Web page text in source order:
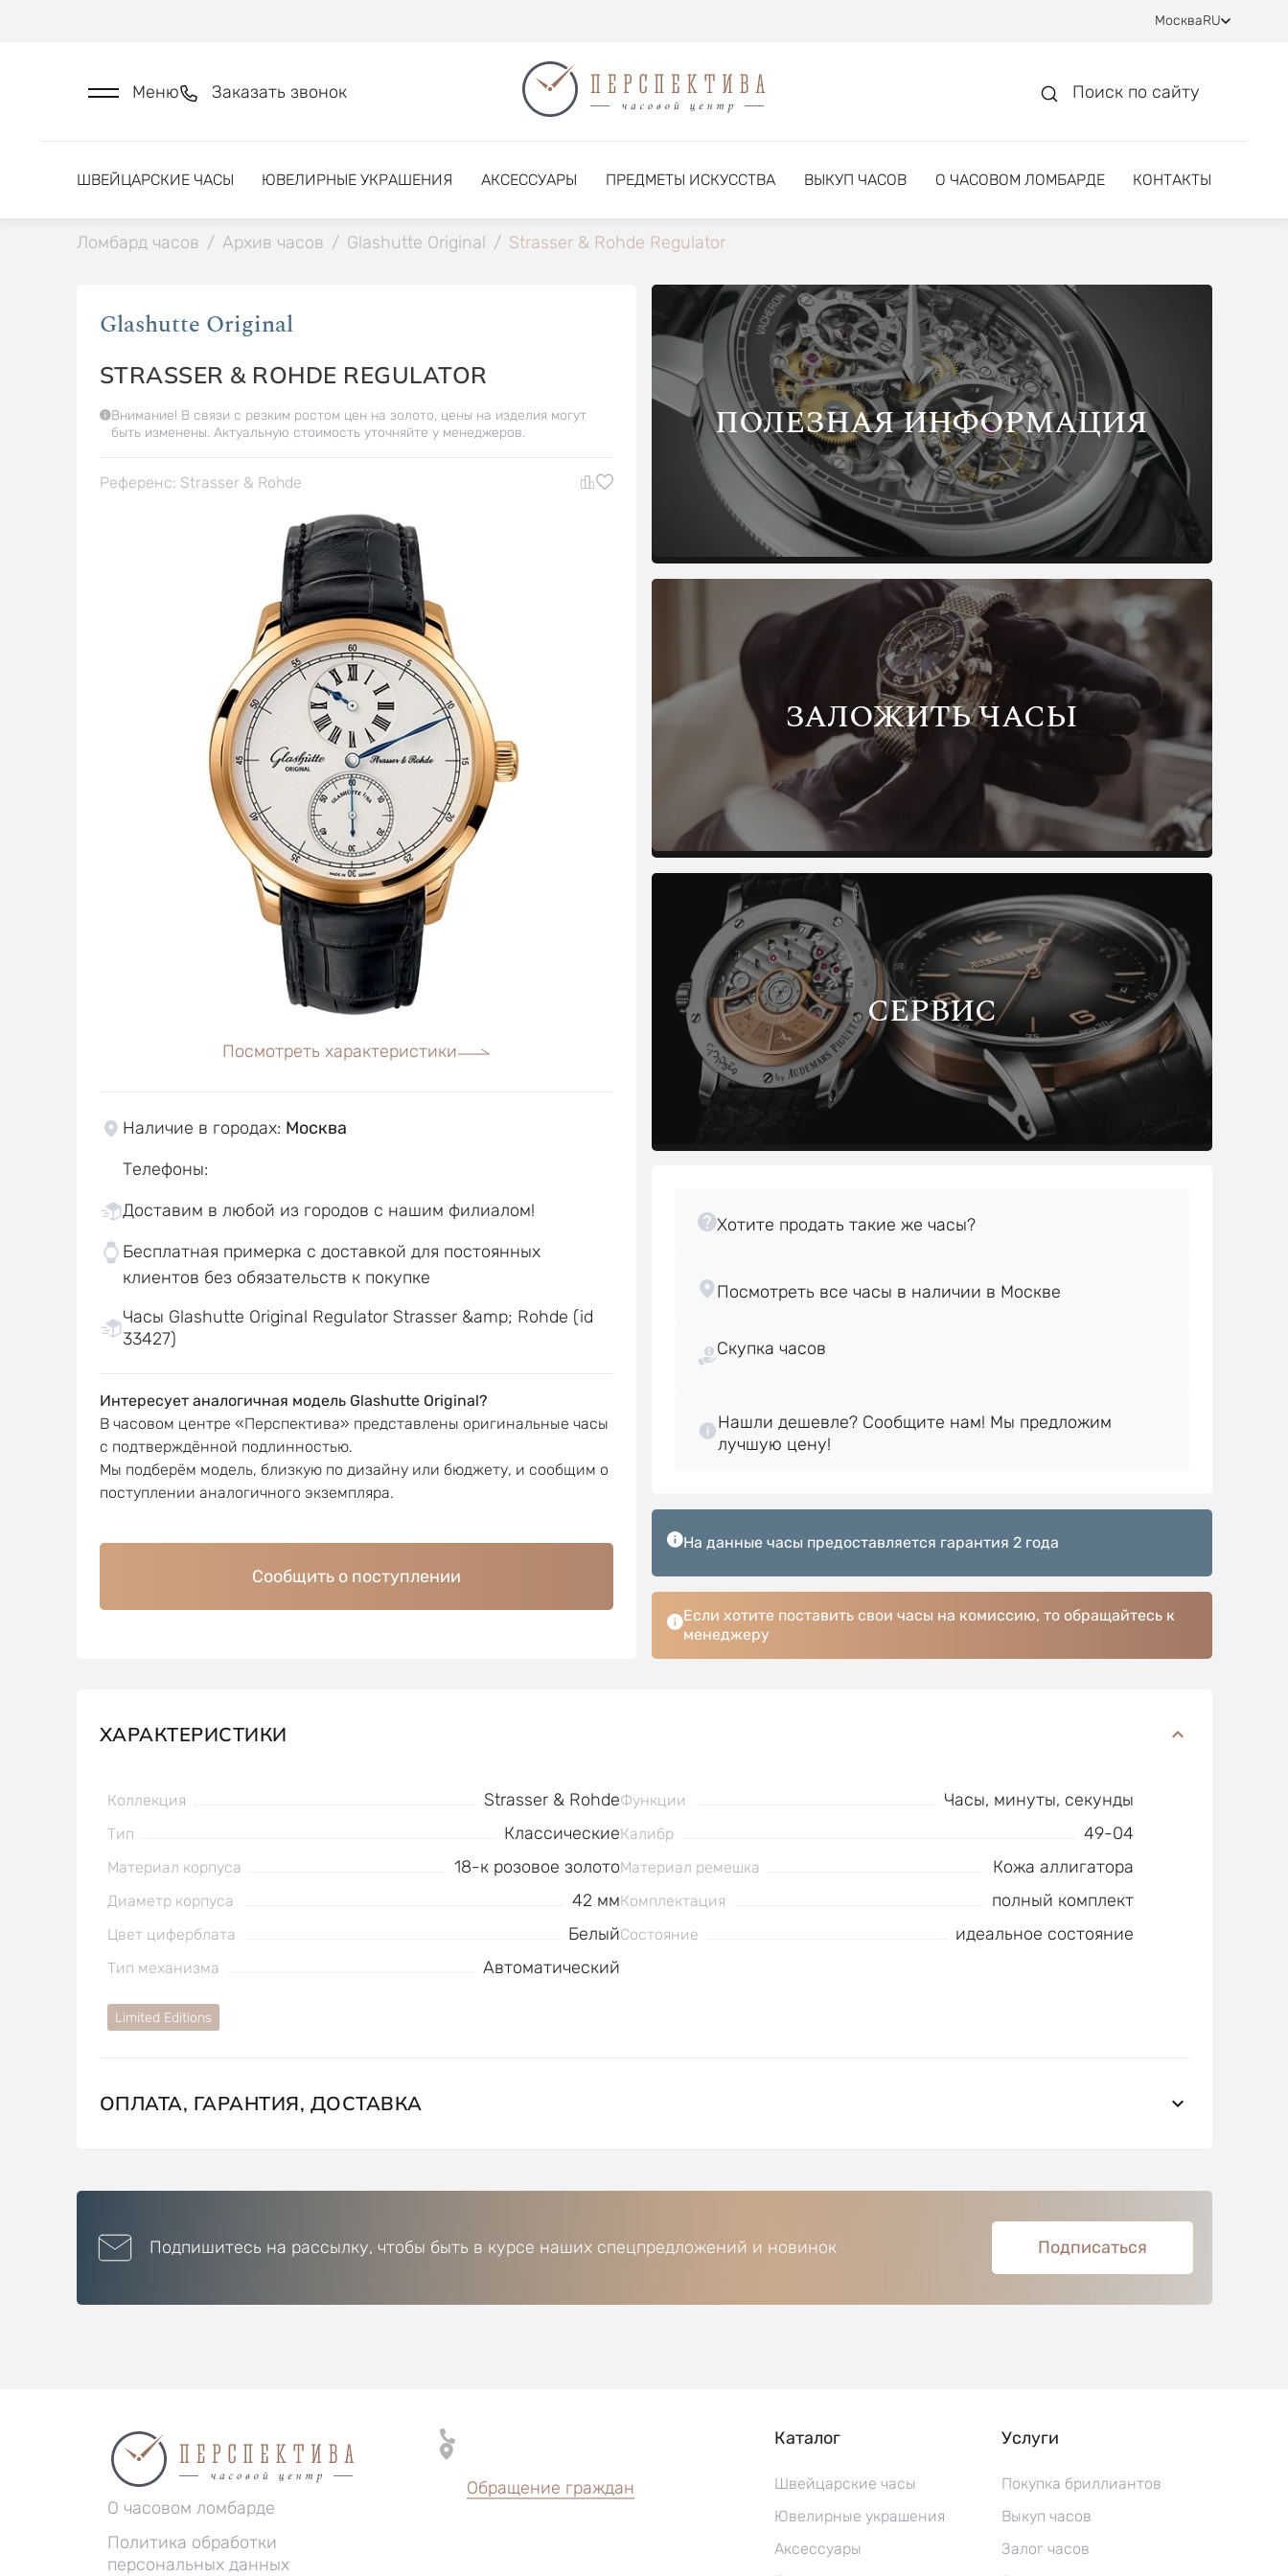
МоскваRU
Меню Заказать звонок Поиск по сайту
ШВЕЙЦАРСКИЕ ЧАСЫ ЮВЕЛИРНЫЕ УКРАШЕНИЯ АКСЕССУАРЫ ПРЕДМЕТЫ ИСКУССТВА ВЫКУП ЧАСОВ О ЧАСОВОМ ЛОМБАРДЕ КОНТАКТЫ
Ломбард часов / Архив часов / Glashutte Original / Strasser & Rohde Regulator
Glashutte Original
STRASSER & ROHDE REGULATOR
Внимание! В связи с резким ростом цен на золото, цены на изделия могут
быть изменены. Актуальную стоимость уточняйте у менеджеров.
Референс: Strasser & Rohde
Посмотреть характеристики
Наличие в городах: Москва
Телефоны:
Доставим в любой из городов с нашим филиалом!
Бесплатная примерка с доставкой для постоянных
клиентов без обязательств к покупке
Часы Glashutte Original Regulator Strasser &amp; Rohde (id
33427)
Интересует аналогичная модель Glashutte Original?
В часовом центре «Перспектива» представлены оригинальные часы
с подтверждённой подлинностью.
Мы подберём модель, близкую по дизайну или бюджету, и сообщим о
поступлении аналогичного экземпляра.
Сообщить о поступлении
ПОЛЕЗНАЯ ИНФОРМАЦИЯ
ЗАЛОЖИТЬ ЧАСЫ
СЕРВИС
Скупка часов
Нашли дешевле? Сообщите нам! Мы предложим
На данные часы предоставляется гарантия 2 года
Если хотите поставить свои часы на комиссию, то обращайтесь к
менеджеру
ХАРАКТЕРИСТИКИ
Коллекция Strasser & Rohde
Тип Классические
Материал корпуса 18-к розовое золото
Диаметр корпуса 42 мм
Цвет циферблата Белый
Тип механизма Автоматический
Функции Часы, минуты, секунды
Калибр 49-04
Материал ремешка Кожа аллигатора
Комплектация полный комплект
Состояние идеальное состояние
Limited Editions
ОПЛАТА, ГАРАНТИЯ, ДОСТАВКА
Подпишитесь на рассылку, чтобы быть в курсе наших спецпредложений и новинок Подписаться
О часовом ломбарде
Политика обработки
персональных данных
Обращение граждан
Каталог
Швейцарские часы
Ювелирные украшения
Аксессуары
Услуги
Покупка бриллиантов
Выкуп часов
Залог часов